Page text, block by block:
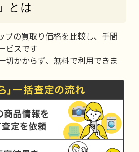
とは
プの買取り価格を比較し、手間
ビスです
切かからず、無料で利用できま